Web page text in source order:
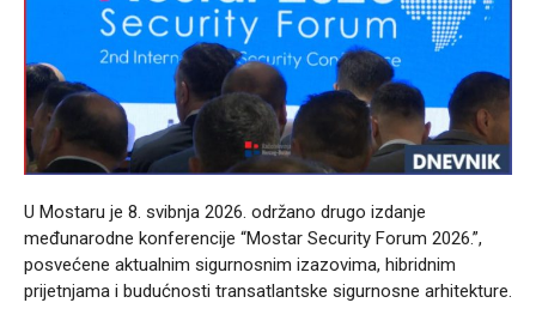
U Mostaru je 8. svibnja 2026. održano drugo izdanje
međunarodne konferencije “Mostar Security Forum 2026.”,
posvećene aktualnim sigurnosnim izazovima, hibridnim
prijetnjama i budućnosti transatlantske sigurnosne arhitekture.